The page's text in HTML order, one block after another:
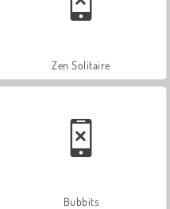
Zen Solitaire
Bubbits